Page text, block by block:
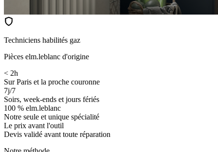
Techniciens habilités gaz
Pièces elm.leblanc d'origine
< 2h
Sur Paris et la proche couronne
7j/7
Soirs, week-ends et jours fériés
100 % elm.leblanc
Notre seule et unique spécialité
Le prix avant l'outil
Devis validé avant toute réparation